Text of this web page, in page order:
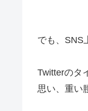
でも、SNS
Twitterのタ
思い、重い